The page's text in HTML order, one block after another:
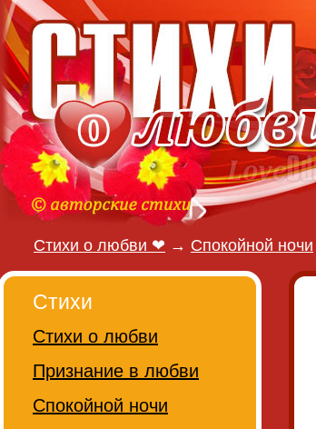
Стихи о любви ❤ → Спокойной ночи
Стихи
Стихи о любви
Признание в любви
Спокойной ночи